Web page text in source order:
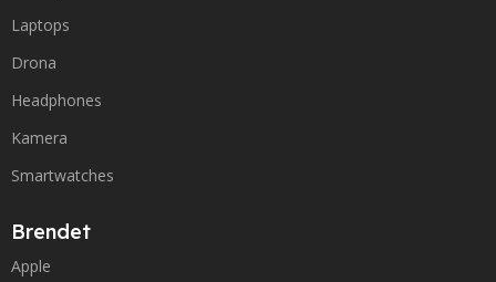
Laptops
Drona
Headphones
Kamera
Smartwatches
Brendet
Apple